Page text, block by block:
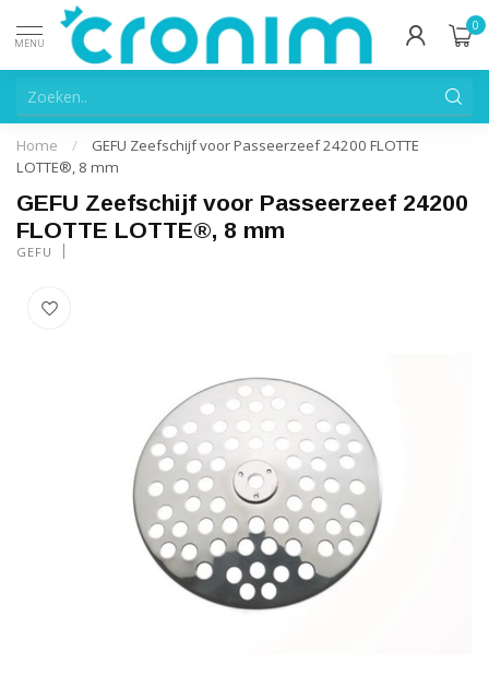
MENU
0
Home /
GEFU Zeefschijf voor Passeerzeef 24200 FLOTTE
LOTTE®, 8 mm
GEFU Zeefschijf voor Passeerzeef 24200
FLOTTE LOTTE®, 8 mm
GEFU